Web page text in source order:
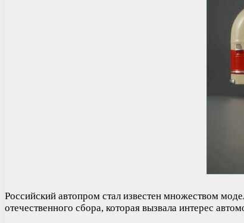
Российский автопром стал известен множеством
отечественного сбора, которая вызвала интерес